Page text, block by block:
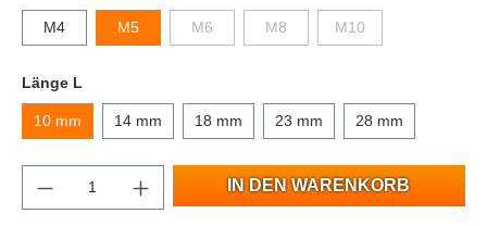
M4 M5 M6 M8 M10
Länge L
10 mm 14 mm 18 mm 23 mm 28 mm
IN DEN WARENKORB